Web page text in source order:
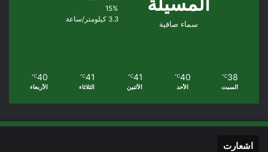
سماء صافية
15%
3.3 كيلومتر/ساعة
38
℃
السبت
40
℃
الأحد
41
℃
الأثنين
41
℃
الثلاثاء
40
℃
الأربعاء
اشعارت